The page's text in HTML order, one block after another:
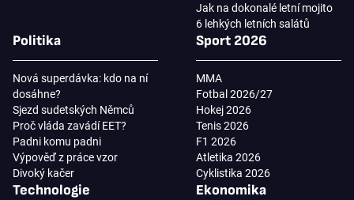
Jak na dokonalé letní mojito
6 lehkých letních salátů
Politika
Nová superdávka: kdo na ní
dosáhne?
Sjezd sudetských Němců
Proč vláda zavádí EET?
Padni komu padni
Výpověď z práce vzor
Divoký kačer
Sport 2026
MMA
Fotbal 2026/27
Hokej 2026
Tenis 2026
F1 2026
Atletika 2026
Cyklistika 2026
Technologie Ekonomika